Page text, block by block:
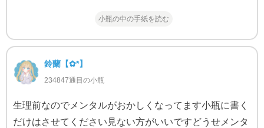
小瓶の中の手紙を読む
鈴蘭‬【✿*】
234847通目の小瓶
生理前なのでメンタルがおかしくなってます小瓶に書く
だけはさせてください見ない方がいいですどうせメンタ